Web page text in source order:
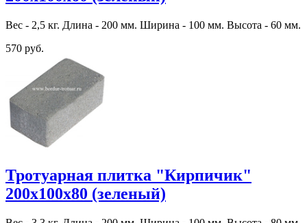
Вес - 2,5 кг. Длина - 200 мм. Ширина - 100 мм. Высота - 60 мм.
570 руб.
Тротуарная плитка "Кирпичик"
200х100х80 (зеленый)